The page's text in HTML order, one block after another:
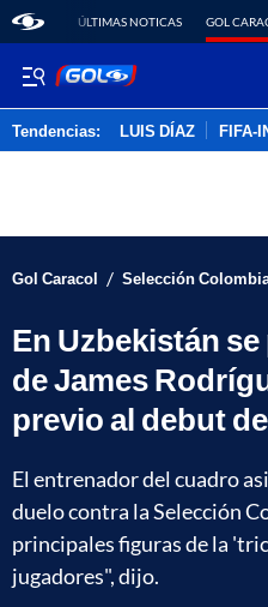
ÚLTIMAS NOTICAS GOL
Tendencias: LUIS DÍAZ FIFA-
Gol Caracol / Selección
En Uzbekistán
de James
previo al debut
El entrenador del cuadro
duelo contra la Selección
principales figuras de la
jugadores", dijo.